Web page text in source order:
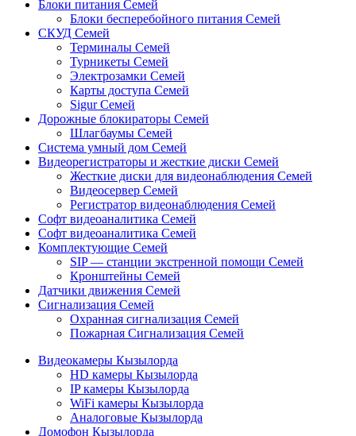
Блоки питания Семей
Блоки бесперебойного питания Семей
СКУД Семей
Терминалы Семей
Турникеты Семей
Электрозамки Семей
Карты доступа Семей
Sigur Семей
Дорожные блокираторы Семей
Шлагбаумы Семей
Система умный дом Семей
Видеорегистраторы и жесткие диски Семей
Жесткие диски для видеонаблюдения Семей
Видеосервер Семей
Регистратор видеонаблюдения Семей
Софт видеоаналитика Семей
Софт видеоаналитика Семей
Комплектующие Семей
SIP — станции экстренной помощи Семей
Кронштейны Семей
Датчики движения Семей
Сигнализация Семей
Охранная сигнализация Семей
Пожарная Сигнализация Семей
Видеокамеры Кызылорда
HD камеры Кызылорда
IP камеры Кызылорда
WiFi камеры Кызылорда
Аналоговые Кызылорда
Домофон Кызылорда